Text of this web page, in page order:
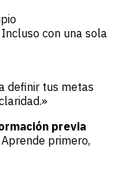
con una sola
definir tus metas
previa
primero,